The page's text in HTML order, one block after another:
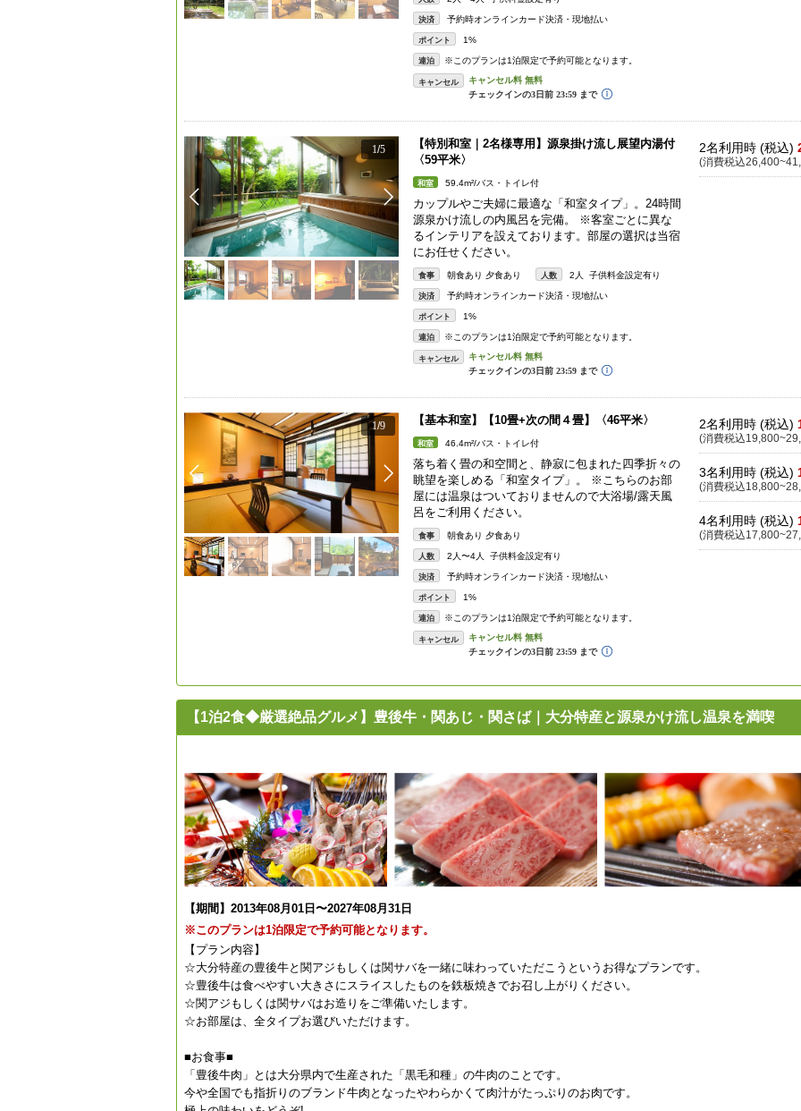
決済 予約時オンラインカード決済・現地払い
ポイント 1%
連泊 ※このプランは1泊限定で予約可能となります。
キャンセル
1/5
【特別和室｜2名様専用】源泉掛け流し展望内湯付
〈59平米〉
和室 59.4m²/バス・トイレ付
カップルやご夫婦に最適な「和室タイプ」。24時間
源泉かけ流しの内風呂を完備。 ※客室ごとに異な
るインテリアを設えております。部屋の選択は当宿
にお任せください。
食事 朝食あり 夕食あり 人数 2人 子供料金設定有り
決済 予約時オンラインカード決済・現地払い
ポイント 1%
連泊 ※このプランは1泊限定で予約可能となります。
キャンセル
2名利用時 (税込)
(消費税込
1/9 【基本和室】【10畳+次の間４畳】〈46平米〉
和室 46.4m²/バス・トイレ付
落ち着く畳の和空間と、静寂に包まれた四季折々の
眺望を楽しめる「和室タイプ」。 ※こちらのお部
屋には温泉はついておりませんので大浴場/露天風
呂をご利用ください。
食事 朝食あり 夕食あり
人数 2人〜4人 子供料金設定有り
決済 予約時オンラインカード決済・現地払い
ポイント 1%
連泊 ※このプランは1泊限定で予約可能となります。
キャンセル
2名利用時 (税込)
(消費税込
3名利用時 (税込)
(消費税込
4名利用時 (税込)
(消費税込
【1泊2食◆厳選絶品グルメ】豊後牛・関あじ・関さば｜大分特産と源泉かけ流し温泉を満喫
【期間】2013年08月01日〜2027年08月31日
※このプランは1泊限定で予約可能となります。
【プラン内容】
☆大分特産の豊後牛と関アジもしくは関サバを一緒に味わっていただこうというお得なプランです。
☆豊後牛は食べやすい大きさにスライスしたものを鉄板焼きでお召し上がりください。
☆関アジもしくは関サバはお造りをご準備いたします。
☆お部屋は、全タイプお選びいただけます。
■お食事■
「豊後牛肉」とは大分県内で生産された「黒毛和種」の牛肉のことです。
今や全国でも指折りのブランド牛肉となったやわらかくて肉汁がたっぷりのお肉です。